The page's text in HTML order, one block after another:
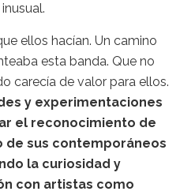
ellos hacían. Un camino
esta banda. Que no
carecía de valor para ellos.
y experimentaciones
el reconocimiento de
de sus contemporáneos
la curiosidad y
con artistas como